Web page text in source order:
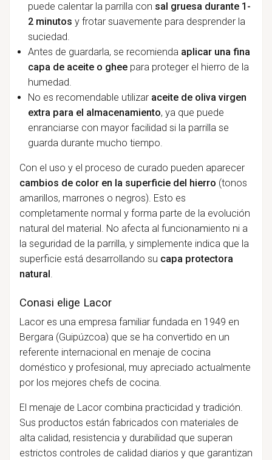
puede calentar la parrilla con sal gruesa durante 1-
2 minutos y frotar suavemente para desprender la
suciedad.
Antes de guardarla, se recomienda aplicar una fina
capa de aceite o gheepara proteger el hierro de la
humedad.
No es recomendable utilizar aceite de oliva virgen
extra para el almacenamiento, ya que puede
enranciarse con mayor facilidad si la parrilla se
guarda durante mucho tiempo.
Con el uso y el proceso de curado pueden aparecer
cambios de color en la superficie del hierro (tonos
amarillos, marrones o negros). Esto es
completamente normal y forma parte de la evolución
natural del material. No afecta al funcionamiento ni a
la seguridad de la parrilla, y simplemente indica que la
superficie está desarrollando su capa protectora
natural.
Conasi elige Lacor
Lacor es una empresa familiar fundada en 1949 en
Bergara (Guipúzcoa) que se ha convertido en un
referente internacional en menaje de cocina
doméstico y profesional, muy apreciado actualmente
por los mejores chefs de cocina.
El menaje de Lacor combina practicidad y tradición.
Sus productos están fabricados con materiales de
alta calidad, resistencia y durabilidad que superan
estrictos controles de calidad diarios y que garantizan